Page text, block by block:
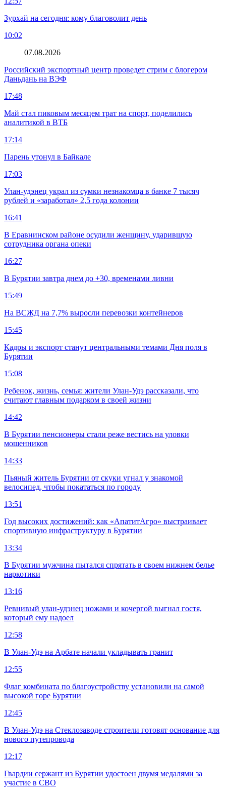
Зурхай на сегодня: кому благоволит день
10:02
07.08.2026
Российский экспортный центр проведет стрим с блогером
Даньдань на ВЭФ
17:48
Май стал пиковым месяцем трат на спорт, поделились
аналитикой в ВТБ
17:14
Парень утонул в Байкале
17:03
Улан-удэнец украл из сумки незнакомца в банке 7 тысяч
рублей и «заработал» 2,5 года колонии
16:41
В Еравнинском районе осудили женщину, ударившую
сотрудника органа опеки
16:27
В Бурятии завтра днем до +30, временами ливни
15:49
На ВСЖД на 7,7% выросли перевозки контейнеров
15:45
Кадры и экспорт станут центральными темами Дня поля в
Бурятии
15:08
Ребенок, жизнь, семья: жители Улан-Удэ рассказали, что
считают главным подарком в своей жизни
14:42
В Бурятии пенсионеры стали реже вестись на уловки
мошенников
14:33
Пьяный житель Бурятии от скуки угнал у знакомой
велосипед, чтобы покататься по городу
13:51
Год высоких достижений: как «АпатитАгро» выстраивает
спортивную инфраструктуру в Бурятии
13:34
В Бурятии мужчина пытался спрятать в своем нижнем белье
наркотики
13:16
Ревнивый улан-удэнец ножами и кочергой выгнал гостя,
который ему надоел
12:58
В Улан-Удэ на Арбате начали укладывать гранит
12:55
Флаг комбината по благоустройству установили на самой
высокой горе Бурятии
12:45
В Улан-Удэ на Стеклозаводе строители готовят основание для
нового путепровода
12:17
Гвардии сержант из Бурятии удостоен двумя медалями за
участие в СВО